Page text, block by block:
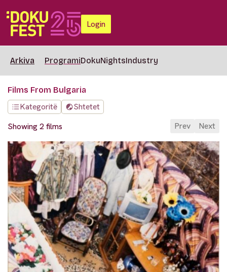
Login
Arkiva ProgramiDokuNightsIndustry
Films From Bulgaria
Kategoritë
Shtetet
Showing 2 films
Prev Next